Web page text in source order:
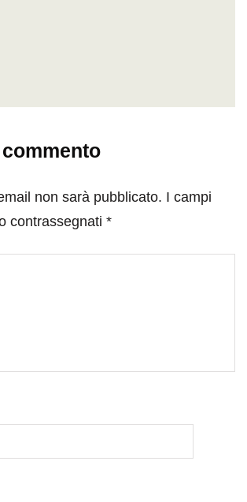
non sarà pubblicato. I campi
contrassegnati *